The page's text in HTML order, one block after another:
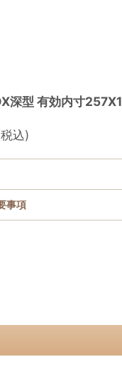
深型 有効内寸
込)
事項